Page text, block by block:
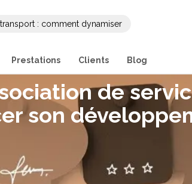
: comment dynamiser
Prestations Clients Blog
de
son